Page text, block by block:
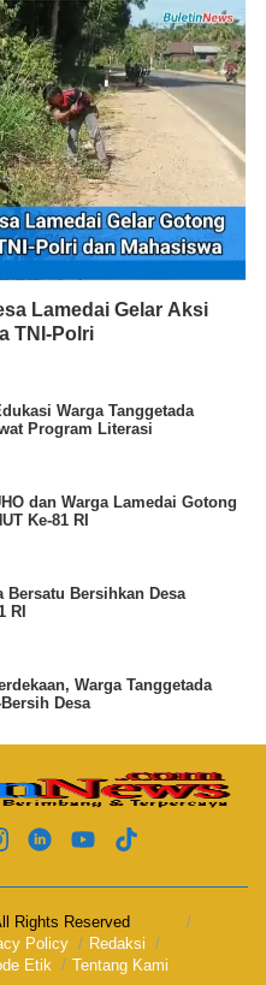
Lamedai Gelar Aksi
TNI-Polri
Warga Tanggetada
Program Literasi
dan Warga Lamedai Gotong
Ke-81 RI
Bersatu Bersihkan Desa
RI
Warga Tanggetada
Desa
Rights Reserved
Policy
Redaksi
Etik Tentang Kami